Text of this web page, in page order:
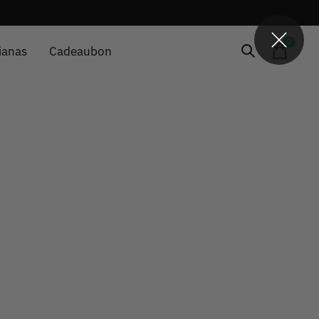
Cadeaubon items